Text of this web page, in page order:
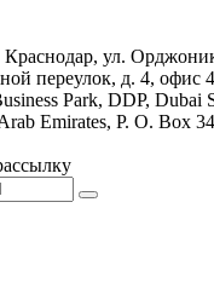
Краснодар, ул.
переулок, д. 4, офис
Park, DDP, Dubai
Emirates, P. O. Box